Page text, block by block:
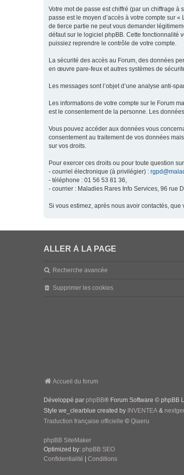
Votre mot de passe est chiffré (par un chiffrage
passe est le moyen d’accès à votre compte sur
de tierce partie ne peut vous demander
défaut sur le logiciel phpBB. Cette fonctionnalité
puissiez reprendre le contrôle de votre compte.
La sécurité des accès au Forum, des données
en œuvre pare-feux et autres systèmes de
Les messages sont l’objet d’une analyse anti-
Les informations de votre compte sur le Forum
est le consentement de la personne. Les
Vous pouvez accéder aux données vous
consentement au traitement de vos données
sur vos droits.
Pour exercer ces droits ou pour toute question
- courriel électronique (à privilégier) :
- téléphone : 01 56 53 81 36,
- courrier : Maladies Rares Info Services, 96 rue
Si vous estimez, après nous avoir contactés,
ALLER À LA PAGE
Recherche avancée
Supprimer les cookies
Accueil du forum
Développé par phpBB® Forum Software © phpBB
Style we_clearblue created by INVENTEA &
Traduction française officielle © Qiaeru
phpBB SiteMaker
Optimized by: phpBB SEO
Confidentialité
Conditions